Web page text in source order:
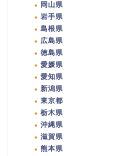
岡山県
岩手県
島根県
広島県
徳島県
愛媛県
愛知県
新潟県
東京都
栃木県
沖縄県
滋賀県
熊本県